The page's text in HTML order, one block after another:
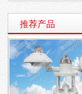
推荐产品